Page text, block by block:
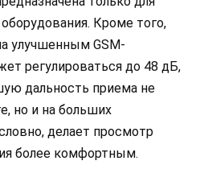
Кроме того,
улучшенным GSM-
регулироваться до 48 дБ,
дальность приема не
но и на больших
делает просмотр
более комфортным.